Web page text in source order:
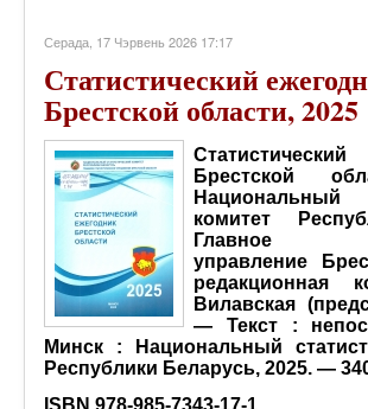
Серада, 17 Чэрвень 2026 17:17
Статистический
Брестской области, 2025
Брестской
Национальный
комитет
Главное
управление
редакционная
Вилавская
— Текст :
Минск : Национальный
Республики Беларусь, 2025. —
ISBN 978-985-7343-17-1